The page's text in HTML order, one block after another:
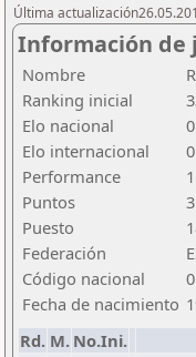
Última
Información de
Nombre
Ranking inicial
Elo nacional
0
Elo internacional
0
Performance
Puntos
3
Puesto
Federación
Código nacional
0
Fecha de nacimiento
Rd. M. No.Ini.